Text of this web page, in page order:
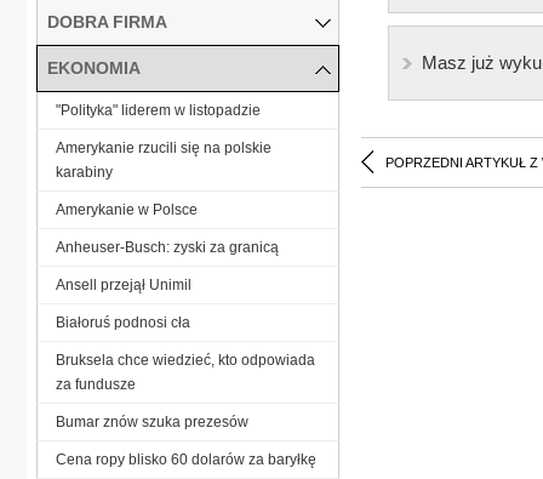
Masz już
POPRZEDNI ARTYKUŁ Z
DOBRA FIRMA
EKONOMIA
"Polityka" liderem w listopadzie
Amerykanie rzucili się na polskie
karabiny
Amerykanie w Polsce
Anheuser-Busch: zyski za granicą
Ansell przejął Unimil
Białoruś podnosi cła
Bruksela chce wiedzieć, kto odpowiada
za fundusze
Bumar znów szuka prezesów
Cena ropy blisko 60 dolarów za baryłkę